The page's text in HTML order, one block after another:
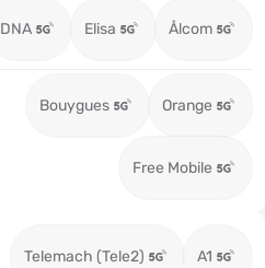
DNA Elisa Ålcom
Bouygues Orange
Free Mobile
Telemach (Tele2) A1